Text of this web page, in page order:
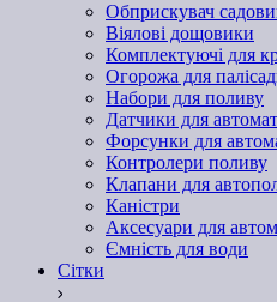
Обприскувач
Віялові дощовики
Комплектуючі для
Огорожа для
Набори для поливу
Датчики для
Форсунки для
Контролери поливу
Клапани для
Каністри
Аксесуари для
Ємність для води
Сітки